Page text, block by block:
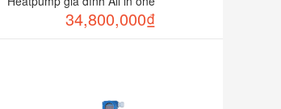
34,800,000₫